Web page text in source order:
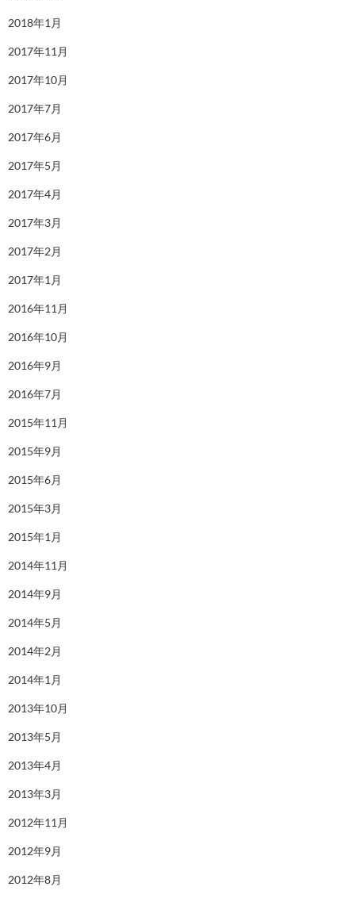
2018年1月
2017年11月
2017年10月
2017年7月
2017年6月
2017年5月
2017年4月
2017年3月
2017年2月
2017年1月
2016年11月
2016年10月
2016年9月
2016年7月
2015年11月
2015年9月
2015年6月
2015年3月
2015年1月
2014年11月
2014年9月
2014年5月
2014年2月
2014年1月
2013年10月
2013年5月
2013年4月
2013年3月
2012年11月
2012年9月
2012年8月